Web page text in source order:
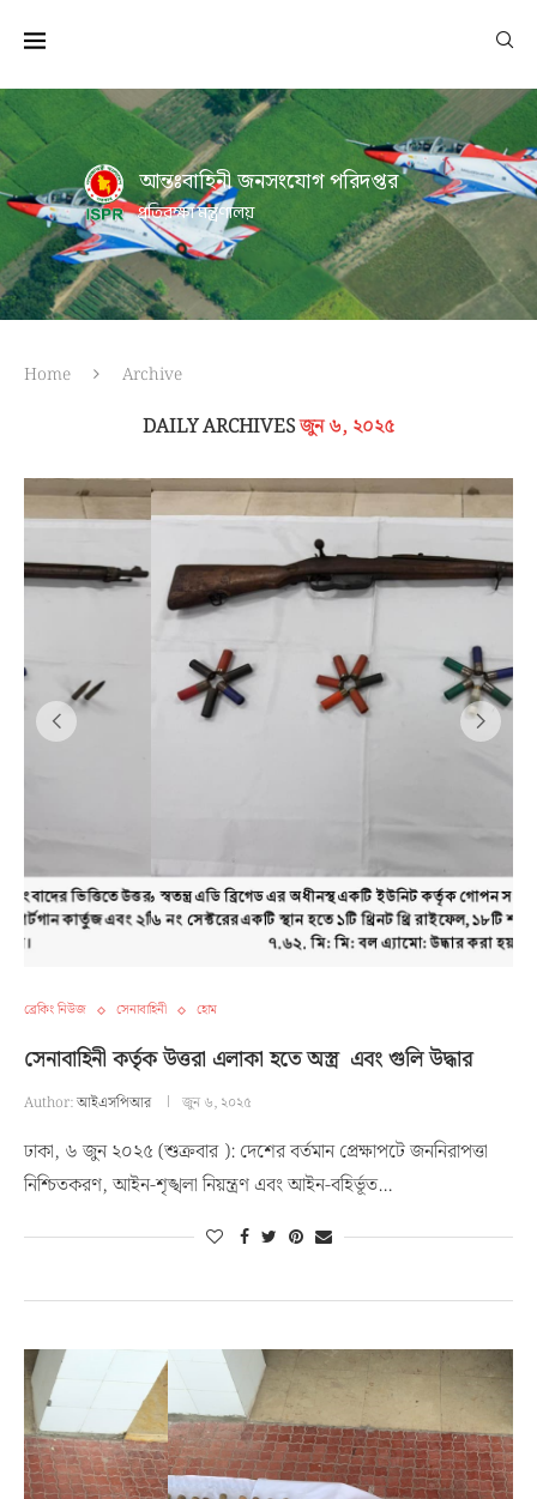
আন্তঃবাহিনী জনসংযোগ পরিদপ্তর
প্রতিরক্ষা মন্ত্রণালয়
Home Archive
DAILY ARCHIVESজুন ৬, ২০২৫
ব্রেকিং নিউজ সেনাবাহিনী হোম
সেনাবাহিনী কর্তৃক উত্তরা এলাকা হতে অস্ত্র এবং গুলি উদ্ধার
Author:আইএসপিআর জুন ৬, ২০২৫
ঢাকা, ৬ জুন ২০২৫ (শুক্রবার ): দেশের বর্তমান প্রেক্ষাপটে জননিরাপত্তা
নিশ্চিতকরণ, আইন-শৃঙ্খলা নিয়ন্ত্রণ এবং আইন-বহির্ভূত…